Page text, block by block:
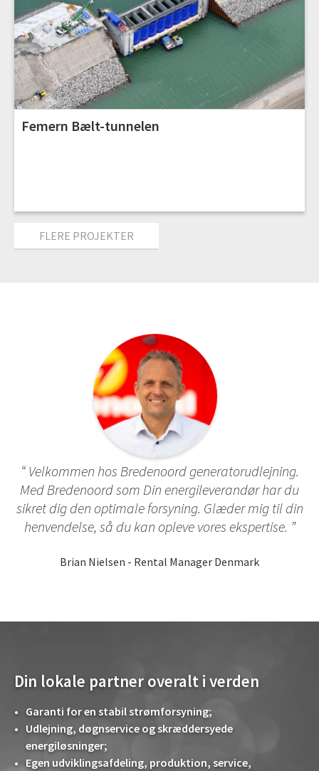
Femern Bælt-tunnelen
FLERE PROJEKTER
Velkommen hos Bredenoord generatorudlejning.
Med Bredenoord som Din energileverandør har du
sikret dig den optimale forsyning. Glæder mig til din
henvendelse, så du kan opleve vores ekspertise.
Brian Nielsen - Rental Manager Denmark
Din lokale partner overalt i verden
Garanti for en stabil strømforsyning;
Udlejning, døgnservice og skræddersyede
energiløsninger;
Egen udviklingsafdeling, produktion, service,